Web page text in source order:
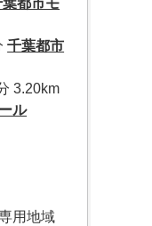
葉都市モ
千葉都市
3.20km
ル
用地域